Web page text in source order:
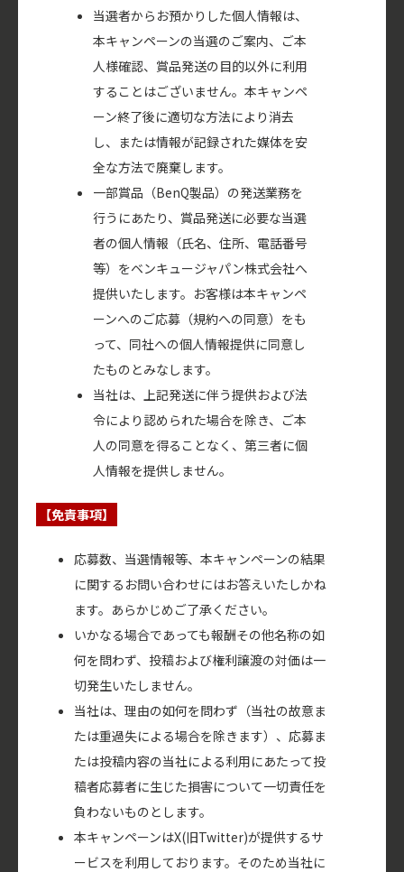
当選者からお預かりした個人情報は、
本キャンペーンの当選のご案内、ご本
人様確認、賞品発送の目的以外に利用
することはございません。本キャンペ
ーン終了後に適切な方法により消去
し、または情報が記録された媒体を安
全な方法で廃棄します。
一部賞品（BenQ製品）の発送業務を
行うにあたり、賞品発送に必要な当選
者の個人情報（氏名、住所、電話番号
等）をベンキュージャパン株式会社へ
提供いたします。お客様は本キャンペ
ーンへのご応募（規約への同意）をも
って、同社への個人情報提供に同意し
たものとみなします。
当社は、上記発送に伴う提供および法
令により認められた場合を除き、ご本
人の同意を得ることなく、第三者に個
人情報を提供しません。
【免責事項】
応募数、当選情報等、本キャンペーンの結果
に関するお問い合わせにはお答えいたしかね
ます。あらかじめご了承ください。
いかなる場合であっても報酬その他名称の如
何を問わず、投稿および権利譲渡の対価は一
切発生いたしません。
当社は、理由の如何を問わず（当社の故意ま
たは重過失による場合を除きます）、応募ま
たは投稿内容の当社による利用にあたって投
稿者応募者に生じた損害について一切責任を
負わないものとします。
本キャンペーンはX(旧Twitter)が提供するサ
ービスを利用しております。そのため当社に